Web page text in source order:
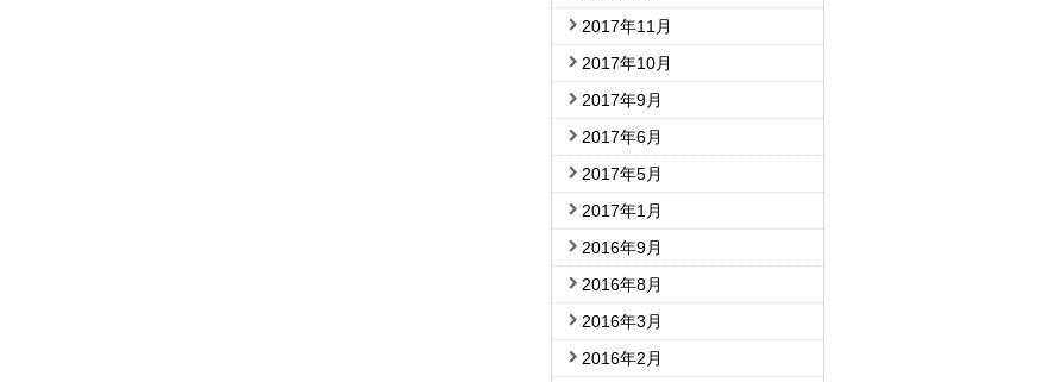
2017年11月
2017年10月
2017年9月
2017年6月
2017年5月
2017年1月
2016年9月
2016年8月
2016年3月
2016年2月